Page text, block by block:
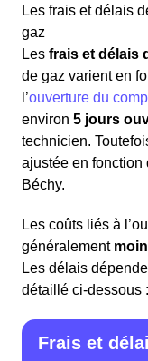
gestionnaire du
raccordement
logement et le
Une fois le
obtenir un certificat
agréé. Ce certificat
est conforme aux
les résidents de
Les étapes
les habitants de
pour
Fournir le
certificat Qualigaz
demettre le
souscrivant un
même si le gaz n'a
obligatoire
de gazpour
Si le gaz a été
Contacter
planifier un
Fixer une
contrat, les
Les frais et délais
gaz
Les frais et délais
de gaz varient en
l’ouverture du
environ 5 jours
technicien.
ajustée en fonction
Béchy.
Les coûts liés à
généralement
Les délais
détaillé ci-dessous :
Frais et